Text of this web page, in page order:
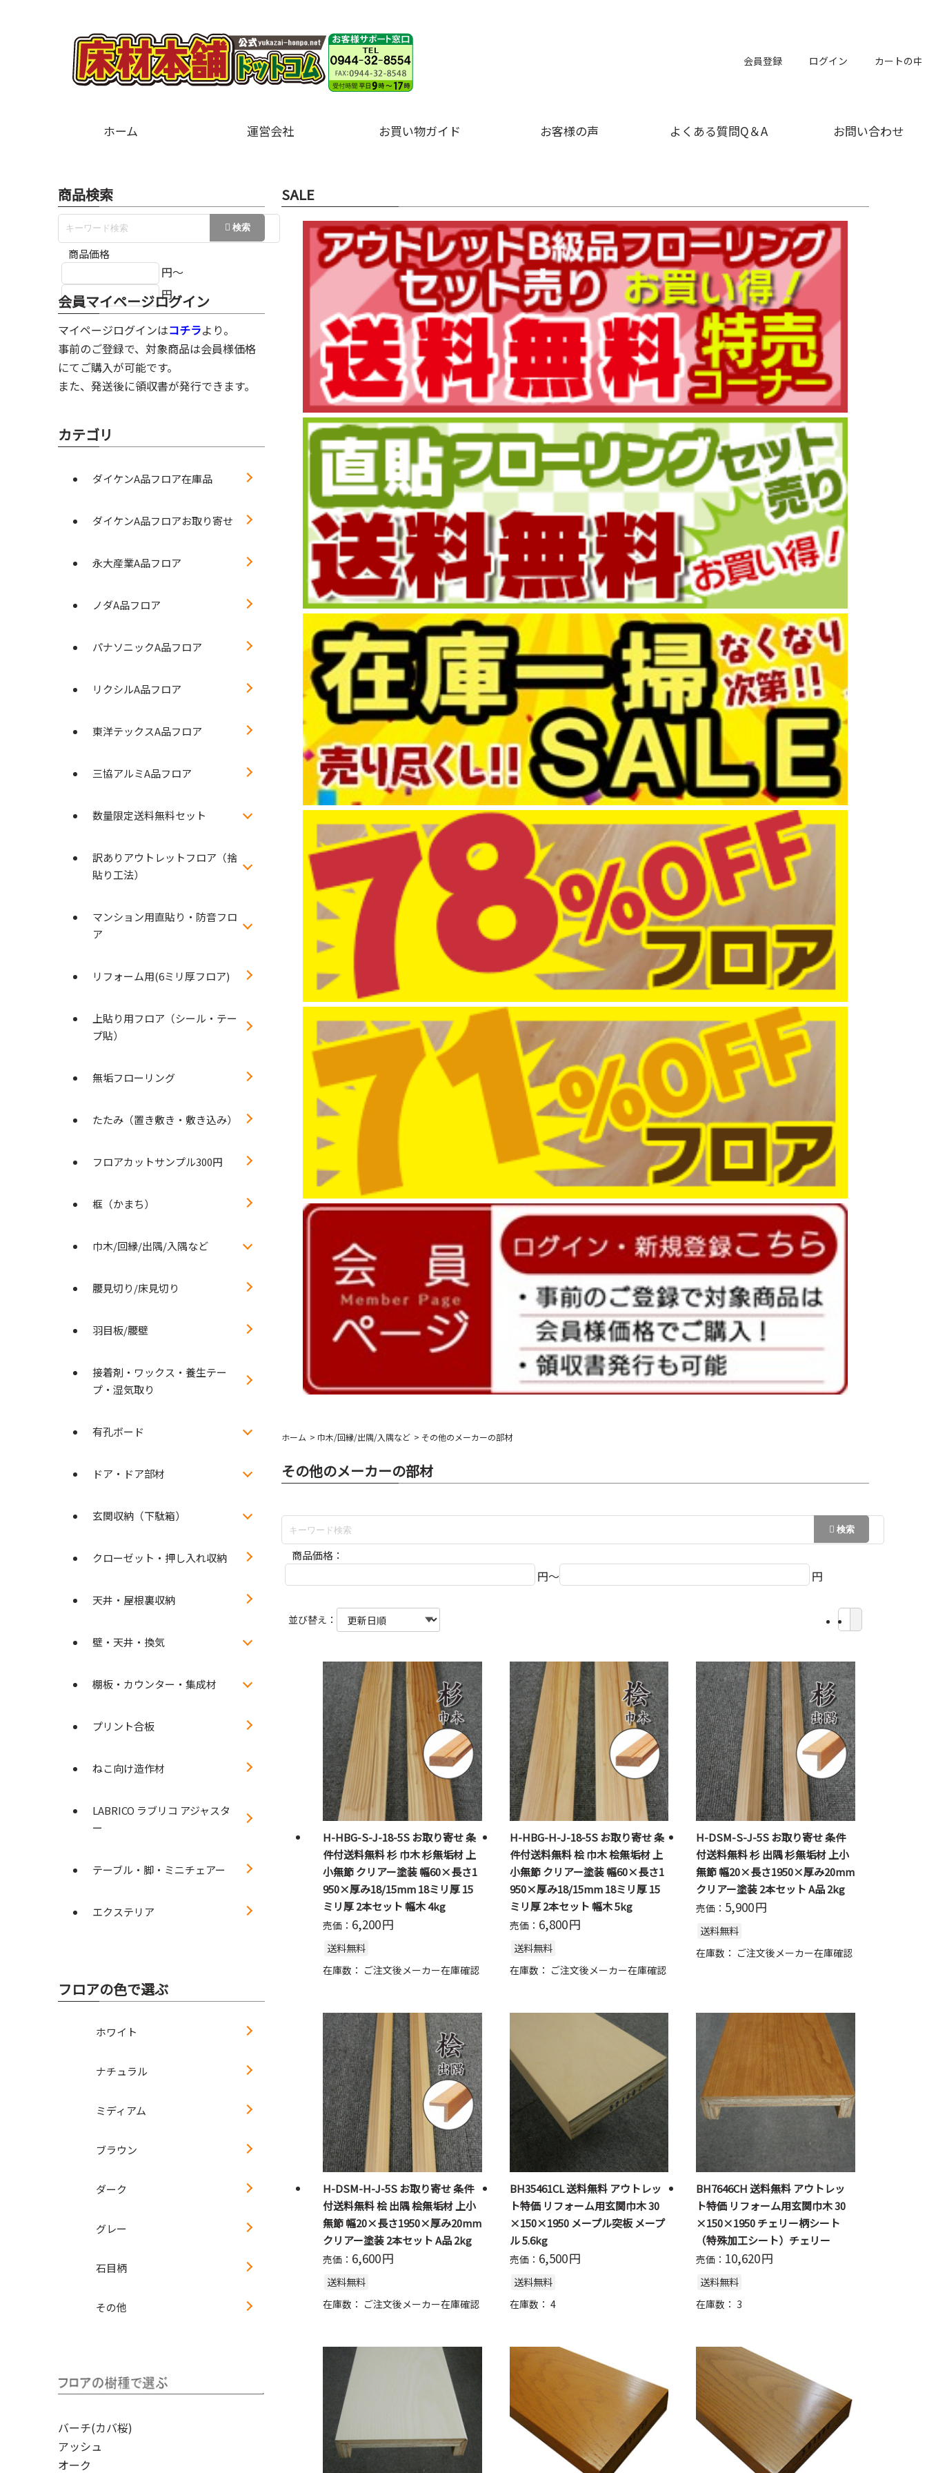
会員登録 ログイン カートの中
ホーム 運営会社 お買い物ガイド お客様の声 よくある質問Q＆A お問い合わせ
SALE
ホーム 巾木/回縁/出隅/入隅など その他のメーカーの部材
その他のメーカーの部材
商品価格：
円～ 円
並び替え：
H-HBG-S-J-18-5S お取り寄せ 条
件付送料無料 杉 巾木 杉無垢材 上
小無節 クリアー塗装 幅60×長さ1
950×厚み18/15mm 18ミリ厚 15
ミリ厚 2本セット 幅木 4kg
売価： 6,200円
送料無料
在庫数： ご注文後メーカー在庫確認
H-HBG-H-J-18-5S お取り寄せ 条
件付送料無料 桧 巾木 桧無垢材 上
小無節 クリアー塗装 幅60×長さ1
950×厚み18/15mm 18ミリ厚 15
ミリ厚 2本セット 幅木 5kg
売価： 6,800円
送料無料
在庫数： ご注文後メーカー在庫確認
H-DSM-S-J-5S お取り寄せ 条件
付送料無料 杉 出隅 杉無垢材 上小
無節 幅20×長さ1950×厚み20mm
クリアー塗装 2本セット A品 2kg
売価： 5,900円
送料無料
在庫数： ご注文後メーカー在庫確認
H-DSM-H-J-5S お取り寄せ 条件
付送料無料 桧 出隅 桧無垢材 上小
無節 幅20×長さ1950×厚み20mm
クリアー塗装 2本セット A品 2kg
売価： 6,600円
送料無料
在庫数： ご注文後メーカー在庫確認
BH35461CL 送料無料 アウトレッ
ト特価 リフォーム用玄関巾木 30
×150×1950 メープル突板 メープ
ル 5.6kg
売価： 6,500円
送料無料
在庫数： 4
BH7646CH 送料無料 アウトレッ
ト特価 リフォーム用玄関巾木 30
×150×1950 チェリー柄シート
（特殊加工シート）チェリー
売価： 10,620円
送料無料
在庫数： 3
商品検索
商品価格
円～
円
会員マイページログイン
マイページログインはコチラより。
事前のご登録で、対象商品は会員様価格
にてご購入が可能です。
また、発送後に領収書が発行できます。
カテゴリ
ダイケンA品フロア在庫品
ダイケンA品フロアお取り寄せ
永大産業A品フロア
ノダA品フロア
パナソニックA品フロア
リクシルA品フロア
東洋テックスA品フロア
三協アルミA品フロア
数量限定送料無料セット
訳ありアウトレットフロア（捨
貼り工法）
マンション用直貼り・防音フロ
ア
リフォーム用(6ミリ厚フロア)
上貼り用フロア（シール・テー
プ貼）
無垢フローリング
たたみ（置き敷き・敷き込み）
フロアカットサンプル300円
框（かまち）
巾木/回縁/出隅/入隅など
腰見切り/床見切り
羽目板/腰壁
接着剤・ワックス・養生テー
プ・湿気取り
有孔ボード
ドア・ドア部材
玄関収納（下駄箱）
クローゼット・押し入れ収納
天井・屋根裏収納
壁・天井・換気
棚板・カウンター・集成材
プリント合板
ねこ向け造作材
LABRICO ラブリコ アジャスタ
ー
テーブル・脚・ミニチェアー
エクステリア
フロアの色で選ぶ
ホワイト
ナチュラル
ミディアム
ブラウン
ダーク
グレー
石目柄
その他
バーチ(カバ桜)
アッシュ
オーク